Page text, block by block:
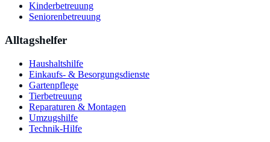
Kinderbetreuung
Seniorenbetreuung
Alltagshelfer
Haushaltshilfe
Einkaufs- & Besorgungsdienste
Gartenpflege
Tierbetreuung
Reparaturen & Montagen
Umzugshilfe
Technik-Hilfe